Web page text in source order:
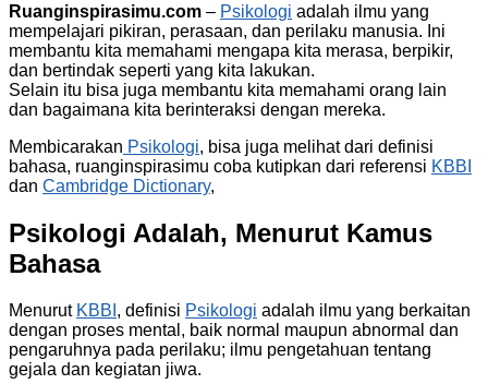
Ruanginspirasimu.com – Psikologi adalah ilmu yang
mempelajari pikiran, perasaan, dan perilaku manusia. Ini
membantu kita memahami mengapa kita merasa, berpikir,
dan bertindak seperti yang kita lakukan.
Selain itu bisa juga membantu kita memahami orang lain
dan bagaimana kita berinteraksi dengan mereka.
Membicarakan Psikologi, bisa juga melihat dari definisi
bahasa, ruanginspirasimu coba kutipkan dari referensi KBBI
dan Cambridge Dictionary,
Psikologi Adalah, Menurut Kamus
Bahasa
Menurut KBBI , definisi Psikologi adalah ilmu yang berkaitan
dengan proses mental, baik normal maupun abnormal dan
pengaruhnya pada perilaku; ilmu pengetahuan tentang
gejala dan kegiatan jiwa.